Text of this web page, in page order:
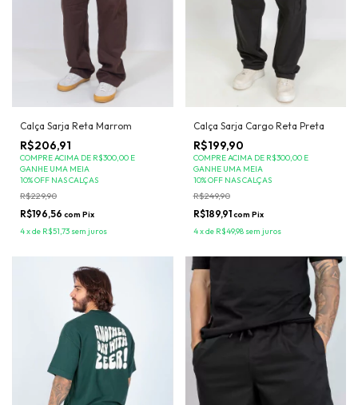
Calça Sarja Reta Marrom
R$206,91
COMPRE ACIMA DE R$300,00 E
GANHE UMA MEIA
10% OFF NAS CALÇAS
R$229,90
R$196,56 com Pix
4xde R$51,73 sem juros
Calça Sarja Cargo Reta Preta
R$199,90
COMPRE ACIMA DE R$300,00 E
GANHE UMA MEIA
10% OFF NAS CALÇAS
R$249,90
R$189,91com Pix
4xde R$49,98 sem juros